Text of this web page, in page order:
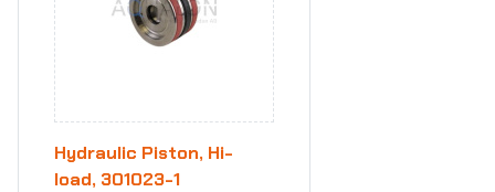
Hydraulic Piston, Hi-
load, 301023-1